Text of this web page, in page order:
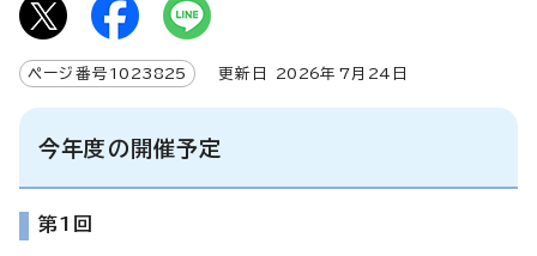
ページ番号 1023825 更新日 2026年7月 24 日
今年度の開催予定
第1回